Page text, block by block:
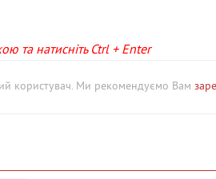
та натисніть Ctrl + Enter
користувач. Ми рекомендуємо Вам